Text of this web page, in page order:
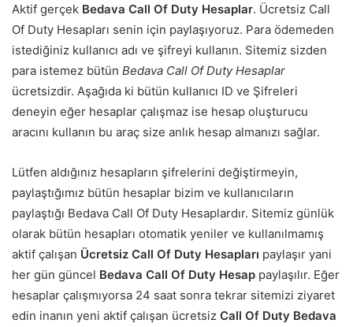
Aktif gerçek Bedava Call Of Duty Hesaplar. Ücretsiz Call
Of Duty Hesapları senin için paylaşıyoruz. Para ödemeden
istediğiniz kullanıcı adı ve şifreyi kullanın. Sitemiz sizden
para istemez bütün Bedava Call Of Duty Hesaplar
ücretsizdir. Aşağıda ki bütün kullanıcı ID ve Şifreleri
deneyin eğer hesaplar çalışmaz ise hesap oluşturucu
aracını kullanın bu araç size anlık hesap almanızı sağlar.
Lütfen aldığınız hesapların şifrelerini değiştirmeyin,
paylaştığımız bütün hesaplar bizim ve kullanıcıların
paylaştığı Bedava Call Of Duty Hesaplardır. Sitemiz günlük
olarak bütün hesapları otomatik yeniler ve kullanılmamış
aktif çalışan Ücretsiz Call Of Duty Hesapları paylaşır yani
her gün güncel Bedava Call Of Duty Hesap paylaşılır. Eğer
hesaplar çalışmıyorsa 24 saat sonra tekrar sitemizi ziyaret
edin inanın yeni aktif çalışan ücretsiz Call Of Duty Bedava